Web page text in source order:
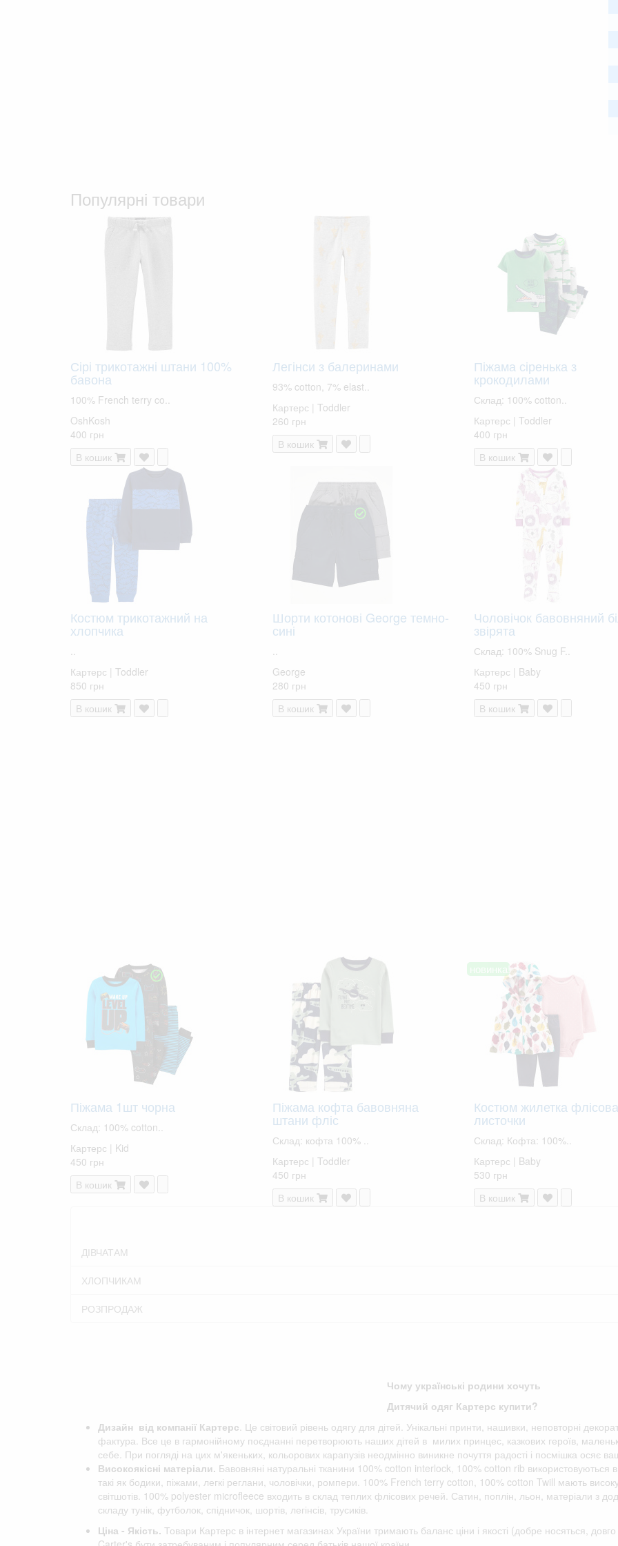
Популярні товари
Сірі трикотажні штани 100%
бавона
100% French terry co..
OshKosh
400 грн
В кошик
Легінси з балеринами
93% cotton, 7% elast..
Картерс | Toddler
260 грн
В кошик
Піжама сіренька з
крокодилами
Склад: 100% cotton..
Картерс | Toddler
400 грн
В кошик
Костюм трикотажний на
хлопчика
Картерс | Toddler
850 грн
В кошик
Шорти котонові George темно-
сині
George
280 грн
В кошик
Чоловічок бавовняний
звірята
Склад: 100% Snug F..
Картерс | Baby
450 грн
В кошик
Піжама 1шт чорна
Склад: 100% cotton..
Картерс | Kid
450 грн
В кошик
Піжама кофта бавовняна
штани фліс
Склад: кофта 100% ..
Картерс | Toddler
450 грн
В кошик
новинка!
Костюм жилетка
листочки
Склад: Кофта: 100%..
Картерс | Baby
530 грн
В кошик
ДІВЧАТАМ
ХЛОПЧИКАМ
РОЗПРОДАЖ
Чому українські родини хочуть
Дитячий одяг Картерс купити?
Дизайн від компанії Картерс . Це світовий рівень одягу для дітей. Унікальні принти, нашивки, неповторні
фактура. Все це в гармонійному поєднанні перетворюють наших дітей в милих принцес, казкових героїв,
себе. При погляді на цих м'якеньких, кольорових карапузів неодмінно виникне почуття радості і посмішка осяє
Високоякісні матеріали. Бавовняні натуральні тканини 100% cotton interlock, 100% cotton rib використовуються
такі як бодики, піжами, легкі реглани, чоловічки, ромпери. 100% French terry cotton, 100% cotton Twill мають високу
світшотів. 100% polyester microfleece входить в склад теплих флісових речей. Сатин, поплін, льон, матеріали з
складу тунік, футболок, спідничок, шортів, легінсів, трусиків.
Ціна - Якість. Товари Картерс в інтернет магазинах України тримають баланс ціни і якості (добре носяться,